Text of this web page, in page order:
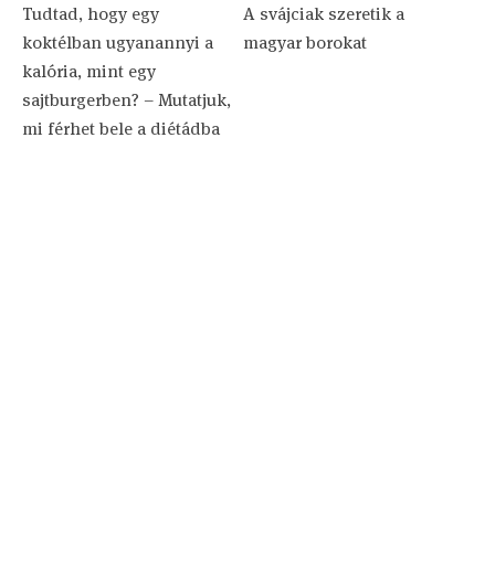
Tudtad, hogy egy
koktélban ugyanannyi a
kalória, mint egy
sajtburgerben? – Mutatjuk,
mi férhet bele a diétádba
A svájciak szeretik a
magyar borokat